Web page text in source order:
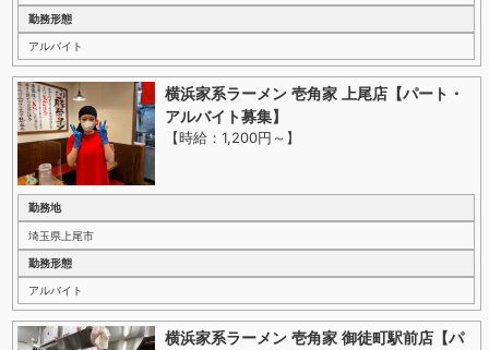
勤務形態
アルバイト
横浜家系ラーメン 壱角家 上尾店【パート・
アルバイト募集】
【時給：1,200円～ 】
勤務地
埼玉県上尾市
勤務形態
アルバイト
横浜家系ラーメン 壱角家 御徒町駅前店【パ